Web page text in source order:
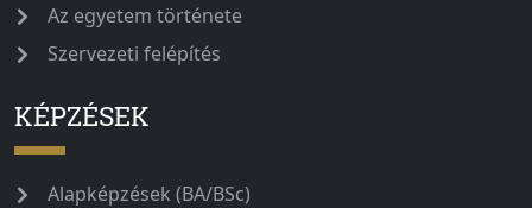
Az egyetem története
Szervezeti felépítés
KÉPZÉSEK
Alapképzések (BA/BSc)